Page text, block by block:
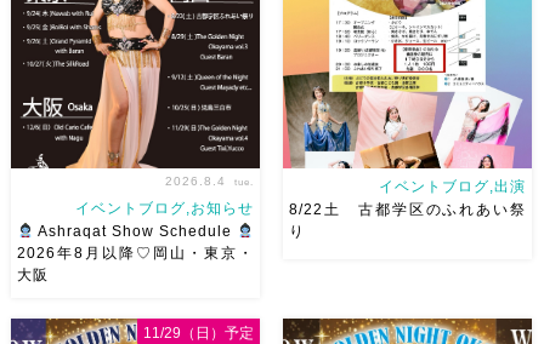
さん
女神のオーラ浴びに行き
ましょー […]
64 4階 ショー会場から近いの
で、安心♡駅からもバスで天満
屋バスス […]
です♡皆様にお会いできますよ
2026.8.4 tue.
イベントブログ,お知らせ
Ashraqat Show Schedule
2026年8月以降♡岡山・東京・
大阪
りにて踊らせていただきます♡
イベントブログ,出演
8/22土 古都学区のふれあい祭
り
11/29（日）予定